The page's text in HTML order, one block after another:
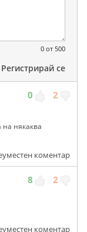
0 от 500
Регистрирай се
0 2
някаква
коментар
8 2
коментар